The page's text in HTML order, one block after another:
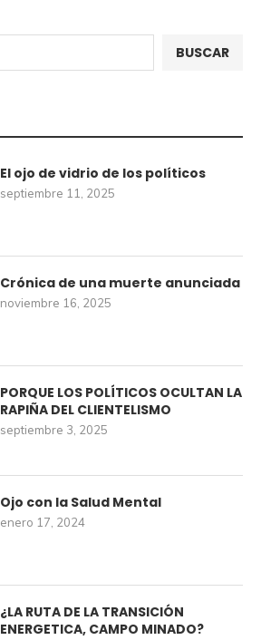
BUSCAR
El ojo de vidrio de los políticos
septiembre 11, 2025
Crónica de una muerte anunciada
noviembre 16, 2025
PORQUE LOS POLÍTICOS OCULTAN LA
RAPIÑA DEL CLIENTELISMO
septiembre 3, 2025
Ojo con la Salud Mental
enero 17, 2024
¿LA RUTA DE LA TRANSICIÓN
ENERGETICA, CAMPO MINADO?